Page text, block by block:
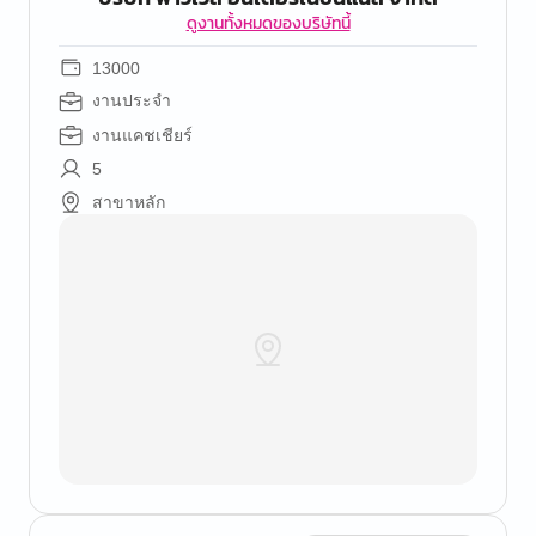
ดูงานทั้งหมดของบริษัทนี้
13000
งานประจำ
งานแคชเชียร์
5
สาขาหลัก